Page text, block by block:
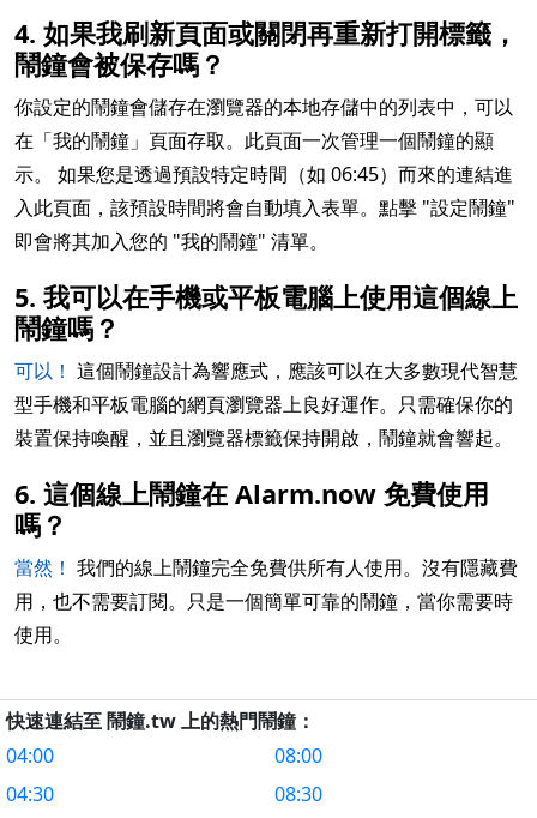
4. 如果我刷新頁面或關閉再重新打開標籤，
鬧鐘會被保存嗎？
你設定的鬧鐘會儲存在瀏覽器的本地存儲中的列表中，可以
在「我的鬧鐘」頁面存取。此頁面一次管理一個鬧鐘的顯
示。 如果您是透過預設特定時間（如 06:45）而來的連結進
入此頁面，該預設時間將會自動填入表單。點擊 "設定鬧鐘"
即會將其加入您的 "我的鬧鐘" 清單。
5. 我可以在手機或平板電腦上使用這個線上
鬧鐘嗎？
可以！ 這個鬧鐘設計為響應式，應該可以在大多數現代智慧
型手機和平板電腦的網頁瀏覽器上良好運作。只需確保你的
裝置保持喚醒，並且瀏覽器標籤保持開啟，鬧鐘就會響起。
6. 這個線上鬧鐘在 Alarm.now 免費使用
嗎？
當然！ 我們的線上鬧鐘完全免費供所有人使用。沒有隱藏費
用，也不需要訂閱。只是一個簡單可靠的鬧鐘，當你需要時
使用。
快速連結至 鬧鐘.tw 上的熱門鬧鐘：
04:00
04:30
08:00
08:30